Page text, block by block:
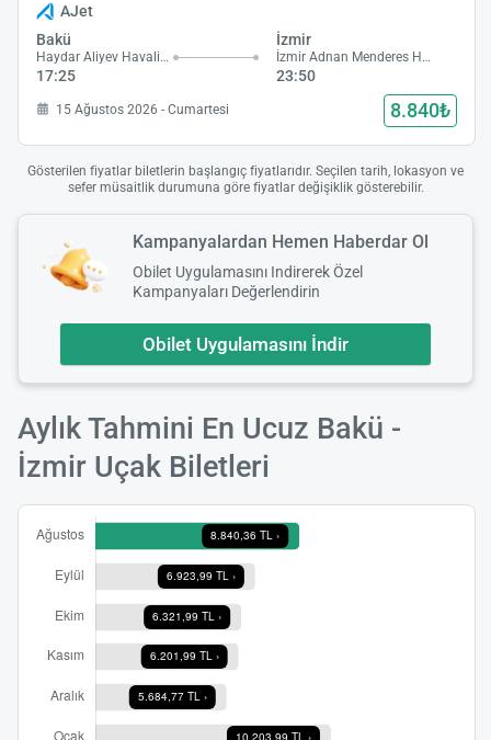
AJet
Bakü
Haydar Aliyev Havalimanı
17:25
İzmir
İzmir Adnan Menderes Havalimanı
23:50
15 Ağustos 2026 - Cumartesi 8.840₺
Gösterilen fiyatlar biletlerin başlangıç fiyatlarıdır. Seçilen tarih, lokasyon ve
sefer müsaitlik durumuna göre fiyatlar değişiklik gösterebilir.
Kampanyalardan Hemen Haberdar Ol
Obilet Uygulamasını Indirerek Özel
Kampanyaları Değerlendirin
Obilet Uygulamasını İndir
Aylık Tahmini En Ucuz Bakü -
İzmir Uçak Biletleri